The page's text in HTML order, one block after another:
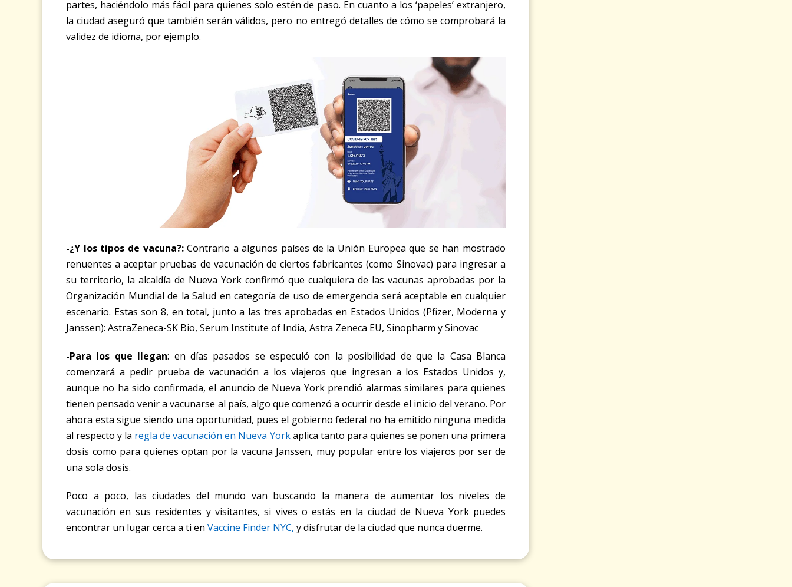
partes, haciéndolo más fácil para quienes solo estén de paso. En cuanto a los ‘papeles’ extranjero,
la ciudad aseguró que también serán válidos, pero no entregó detalles de cómo se comprobará la
validez de idioma, por ejemplo.
-¿Y los tipos de vacuna?:Contrario a algunos países de la Unión Europea que se han mostrado
renuentes a aceptar pruebas de vacunación de ciertos fabricantes (como Sinovac) para ingresar a
su territorio, la alcaldía de Nueva York confirmó que cualquiera de las vacunas aprobadas por la
Organización Mundial de la Salud en categoría de uso de emergencia será aceptable en cualquier
escenario. Estas son 8, en total, junto a las tres aprobadas en Estados Unidos (Pfizer, Moderna y
Janssen): AstraZeneca-SK Bio, Serum Institute of India, Astra Zeneca EU, Sinopharm y Sinovac
-Para los que llegan: en días pasados se especuló con la posibilidad de que la Casa Blanca
comenzará a pedir prueba de vacunación a los viajeros que ingresan a los Estados Unidos y,
aunque no ha sido confirmada, el anuncio de Nueva York prendió alarmas similares para quienes
tienen pensado venir a vacunarse al país, algo que comenzó a ocurrir desde el inicio del verano. Por
ahora esta sigue siendo una oportunidad, pues el gobierno federal no ha emitido ninguna medida
al respecto y la regla de vacunación en Nueva Yorkaplica tanto para quienes se ponen una primera
dosis como para quienes optan por la vacuna Janssen, muy popular entre los viajeros por ser de
una sola dosis.
Poco a poco, las ciudades del mundo van buscando la manera de aumentar los niveles de
vacunación en sus residentes y visitantes, si vives o estás en la ciudad de Nueva York puedes
encontrar un lugar cerca a ti en Vaccine Finder NYC, y disfrutar de la ciudad que nunca duerme.